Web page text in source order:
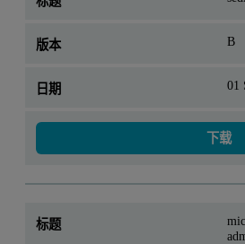
可以叠加图表，以比较不同样品
比较。缩放图表功能支持您更细
表示的尺寸，其中 Ф = -log2（粒
粒粒度或沉降速度对图表的 x 轴
B
01
下载